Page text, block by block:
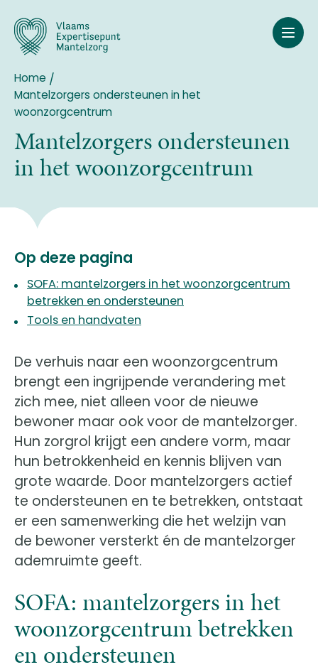
naar
inhoud
gaan
Breadcrumb
Home
Mantelzorgers ondersteunen in het
woonzorgcentrum
Mantelzorgers ondersteunen
in het woonzorgcentrum
Op deze pagina
SOFA: mantelzorgers in het woonzorgcentrum
betrekken en ondersteunen
Tools en handvaten
De verhuis naar een woonzorgcentrum
brengt een ingrijpende verandering met
zich mee, niet alleen voor de nieuwe
bewoner maar ook voor de mantelzorger.
Hun zorgrol krijgt een andere vorm, maar
hun betrokkenheid en kennis blijven van
grote waarde. Door mantelzorgers actief
te ondersteunen en te betrekken, ontstaat
er een samenwerking die het welzijn van
de bewoner versterkt én de mantelzorger
ademruimte geeft.
SOFA: mantelzorgers in het
woonzorgcentrum betrekken
en ondersteunen